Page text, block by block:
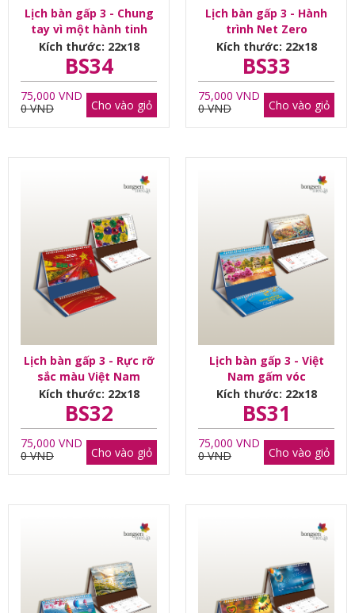
Lịch bàn gấp 3 - Chung
tay vì một hành tinh
mãi tươi xanh
Kích thước: 22x18
BS34
75,000 VND
0 VND
Cho vào giỏ
Lịch bàn gấp 3 - Hành
trình Net Zero
Kích thước: 22x18
BS33
75,000 VND
0 VND
Cho vào giỏ
Lịch bàn gấp 3 - Rực rỡ
sắc màu Việt Nam
Kích thước: 22x18
BS32
75,000 VND
0 VND
Cho vào giỏ
Lịch bàn gấp 3 - Việt
Nam gấm vóc
Kích thước: 22x18
BS31
75,000 VND
0 VND
Cho vào giỏ